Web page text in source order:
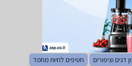
עיר
דגים וציפורים
חטיפים לחיות מחמד